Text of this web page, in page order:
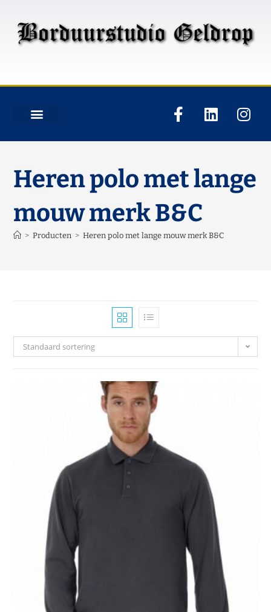
Heren polo met lange
mouw merk B&C
> Producten > Heren polo met lange mouw merk B&C
Standaard sortering